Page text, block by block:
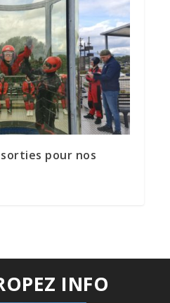
sorties pour nos
INFO